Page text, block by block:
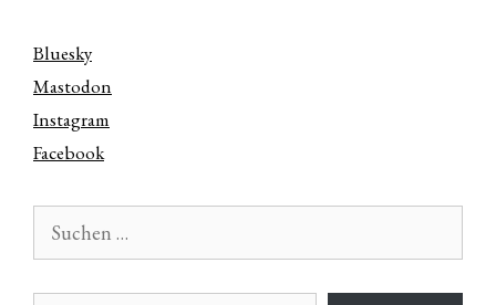
Bluesky
Mastodon
Instagram
Facebook
nach:
E-Mail-Adresse